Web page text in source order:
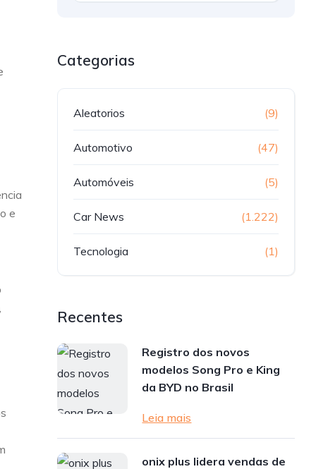
e
Categorias
Aleatorios (9)
Automotivo (47)
Automóveis (5)
Car News (1.222)
Tecnologia (1)
Recentes
Registro dos novos
modelos Song Pro e King
da BYD no Brasil
Leia mais
onix plus lidera vendas de